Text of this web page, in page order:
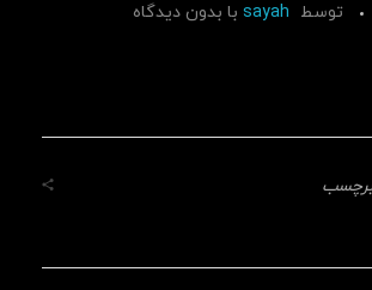
توسط sayah با بدون دیدگاه